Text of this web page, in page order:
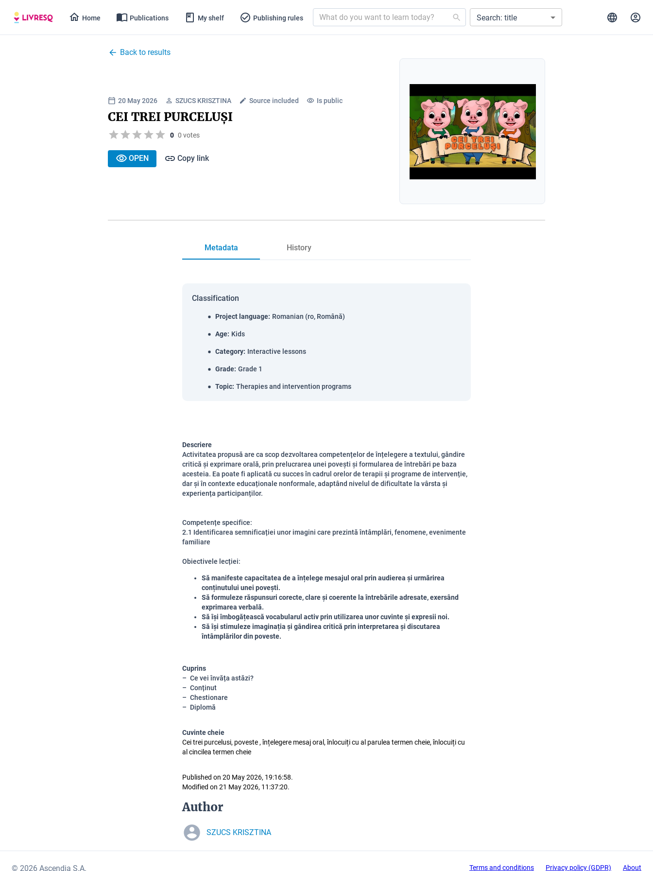
Home Publications My shelf Publishing rules Search: title
Back to results
20 May 2026 SZUCS KRISZTINA Source included Is public
CEI TREI PURCELUȘI
0 0 votes
OPEN Copy link
Metadata History
Classification
Project language: Romanian (ro, Română)
Age: Kids
Category: Interactive lessons
Grade: Grade 1
Topic: Therapies and intervention programs
Descriere
Activitatea propusă are ca scop dezvoltarea competențelor de înțelegere a textului, gândire
critică și exprimare orală, prin prelucrarea unei povești și formularea de întrebări pe baza
acesteia. Ea poate fi aplicată cu succes în cadrul orelor de terapii și programe de intervenție,
dar și în contexte educaționale nonformale, adaptând nivelul de dificultate la vârsta și
experiența participanților.
Competențe specifice:
2.1 Identificarea semnificației unor imagini care prezintă întâmplări, fenomene, evenimente
familiare
Obiectivele lecției:
Să manifeste capacitatea de a înțelege mesajul oral prin audierea și urmărirea
conținutului unei povești.
Să formuleze răspunsuri corecte, clare și coerente la întrebările adresate, exersând
exprimarea verbală.
Să își îmbogățească vocabularul activ prin utilizarea unor cuvinte și expresii noi.
Să își stimuleze imaginația și gândirea critică prin interpretarea și discutarea
întâmplărilor din poveste.
Cuprins
Ce vei învăța astăzi?
Conținut
Chestionare
Diplomă
Cuvinte cheie
Cei trei purcelusi, poveste , înțelegere mesaj oral, înlocuiți cu al parulea termen cheie, înlocuiți cu
al cincilea termen cheie
Published on 20 May 2026, 19:16:58.
Modified on 21 May 2026, 11:37:20.
Author
SZUCS KRISZTINA
© 2026 Ascendia S.A. Terms and conditions Privacy policy (GDPR) About